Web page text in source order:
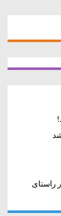
راستای